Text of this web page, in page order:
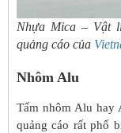
Nhựa Mica – Vật
quảng cáo của
Nhôm Alu
Tấm nhôm Alu hay
quảng cáo rất phổ